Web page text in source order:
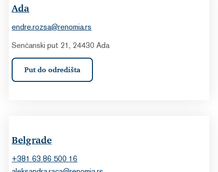
Ada
endre.rozsa@renomia.rs
Senćanski put 21, 24430 Ada
Put do odredišta
Belgrade
+381 63 86 500 16